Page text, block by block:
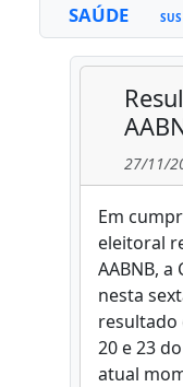
SAÚDE SUS
27/11/
Em
eleitoral
AABNB,
nesta
resultado
20 e 23
atual